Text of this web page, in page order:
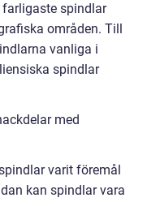
spindlar
områden. Till
vanliga i
spindlar
med
varit föremål
kan spindlar vara